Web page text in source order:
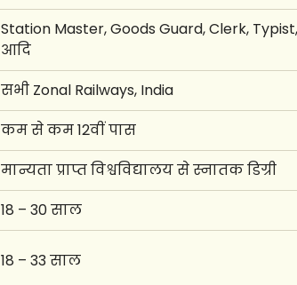
Station Master, Goods Guard, Clerk,
आदि
सभी Zonal Railways, India
कम से कम 12वीं पास
मान्यता प्राप्त विश्वविद्यालय से स्नातक डिग्री
18 – 30 साल
18 – 33 साल